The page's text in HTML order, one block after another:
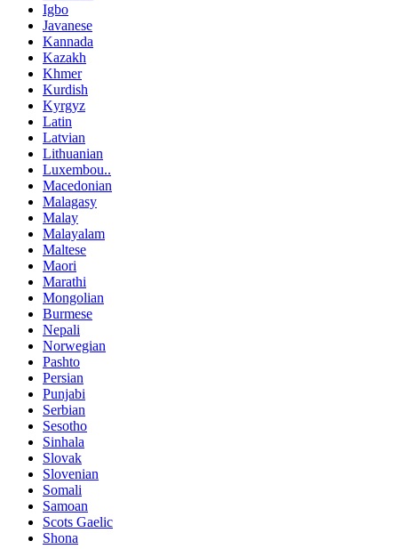
Igbo
Javanese
Kannada
Kazakh
Khmer
Kurdish
Kyrgyz
Latin
Latvian
Lithuanian
Luxembou..
Macedonian
Malagasy
Malay
Malayalam
Maltese
Maori
Marathi
Mongolian
Burmese
Nepali
Norwegian
Pashto
Persian
Punjabi
Serbian
Sesotho
Sinhala
Slovak
Slovenian
Somali
Samoan
Scots Gaelic
Shona